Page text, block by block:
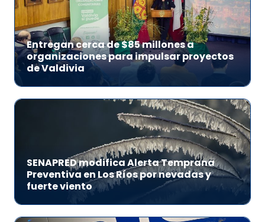
Entregan cerca de $85 millones a
organizaciones para impulsar proyectos
de Valdivia
SENAPRED modifica Alerta Temprana
Preventiva en Los Ríos por nevadas y
fuerte viento